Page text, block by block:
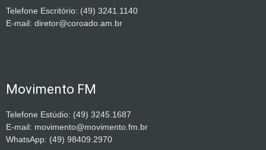
Telefone Escritório: (49) 3241.1140
E-mail: diretor@coroado.am.br
Movimento FM
Telefone Estúdio: (49) 3245.1687
E-mail: movimento@movimento.fm.br
WhatsApp: (49) 98409.2970